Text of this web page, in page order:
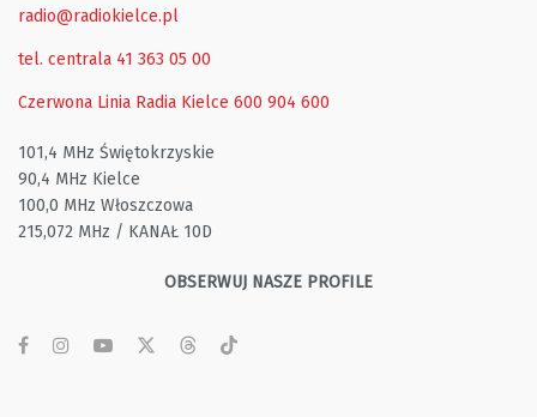
radio@radiokielce.pl
tel. centrala 41 363 05 00
Czerwona Linia Radia Kielce 600 904 600
101,4 MHz Świętokrzyskie
90,4 MHz Kielce
100,0 MHz Włoszczowa
215,072 MHz / KANAŁ 10D
OBSERWUJ NASZE PROFILE